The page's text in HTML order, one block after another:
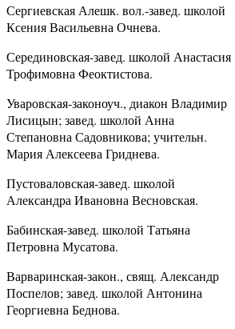
Сергиевская Алешк. вол.-завед. школой
Ксения Васильевна Очнева.
Серединовская-завед. школой Анастасия
Трофимовна Феоктистова.
Уваровская-законоуч., диакон Владимир
Лисицын; завед. школой Анна
Степановна Садовникова; учительн.
Мария Алексеева Гриднева.
Пустоваловская-завед. школой
Александра Ивановна Весновская.
Бабинская-завед. школой Татьяна
Петровна Мусатова.
Варваринская-закон., свящ. Александр
Поспелов; завед. школой Антонина
Георгиевна Беднова.